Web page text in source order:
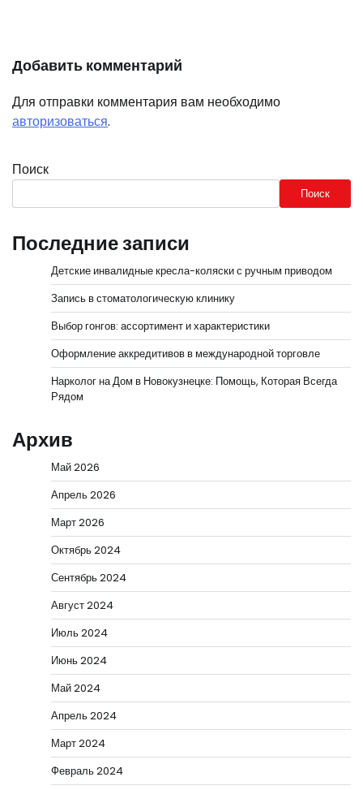
Добавить комментарий
Для отправки комментария вам необходимо
авторизоваться.
Поиск
Поиск
Последние записи
Детские инвалидные кресла-коляски с ручным приводом
Запись в стоматологическую клинику
Выбор гонгов: ассортимент и характеристики
Оформление аккредитивов в международной торговле
Нарколог на Дом в Новокузнецке: Помощь, Которая Всегда
Рядом
Архив
Май 2026
Апрель 2026
Март 2026
Октябрь 2024
Сентябрь 2024
Август 2024
Июль 2024
Июнь 2024
Май 2024
Апрель 2024
Март 2024
Февраль 2024